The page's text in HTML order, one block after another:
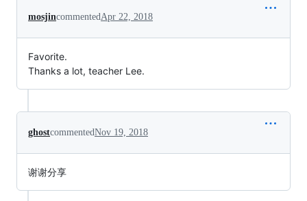
mosjincommentedApr 22, 2018
Favorite.
Thanks a lot, teacher Lee.
ghostcommentedNov 19, 2018
谢谢分享